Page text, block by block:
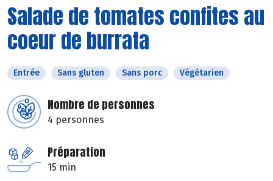
Salade de tomates confites au
coeur de burrata
Entrée Sans gluten Sans porc Végétarien
Nombre de personnes
4 personnes
Préparation
15 min